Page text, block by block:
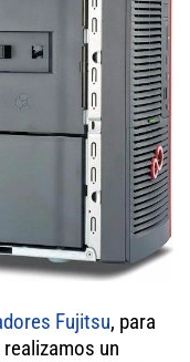
Fujitsu, para
un